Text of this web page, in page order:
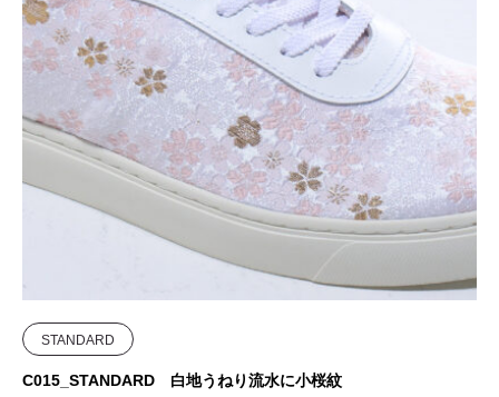
STANDARD
C015_STANDARD 白地うねり流水に小桜紋